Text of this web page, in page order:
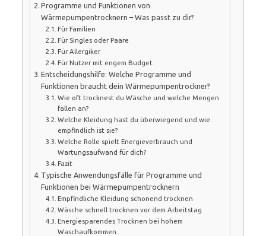
Programme und Funktionen von
Wärmepumpentrocknern – Was passt zu dir?
Für Familien
Für Singles oder Paare
Für Allergiker
Für Nutzer mit engem Budget
Entscheidungshilfe: Welche Programme und
Funktionen braucht dein Wärmepumpentrockner?
Wie oft trocknest du Wäsche und welche Mengen
fallen an?
Welche Kleidung hast du überwiegend und wie
empfindlich ist sie?
Welche Rolle spielt Energieverbrauch und
Wartungsaufwand für dich?
Fazit
Typische Anwendungsfälle für Programme und
Funktionen bei Wärmepumpentrocknern
Empfindliche Kleidung schonend trocknen
Wäsche schnell trocknen vor dem Arbeitstag
Energiesparendes Trocknen bei hohem
Waschaufkommen